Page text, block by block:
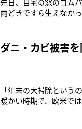
先日、自宅の窓のゴム
雨どきですら生えなか
いることが多い。そし
でも暖かく快適な部屋
ダニ・カビ被害
「年末の大掃除という
暖かい時期で、欧米で
は、本格的な冬がやっ